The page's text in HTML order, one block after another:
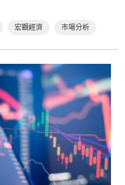
宏觀經濟 市場分析